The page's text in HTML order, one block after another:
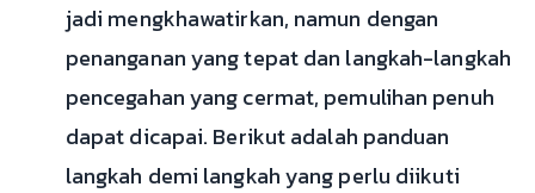
jadi mengkhawatirkan, namun dengan
penanganan yang tepat dan langkah-langkah
pencegahan yang cermat, pemulihan penuh
dapat dicapai. Berikut adalah panduan
langkah demi langkah yang perlu diikuti